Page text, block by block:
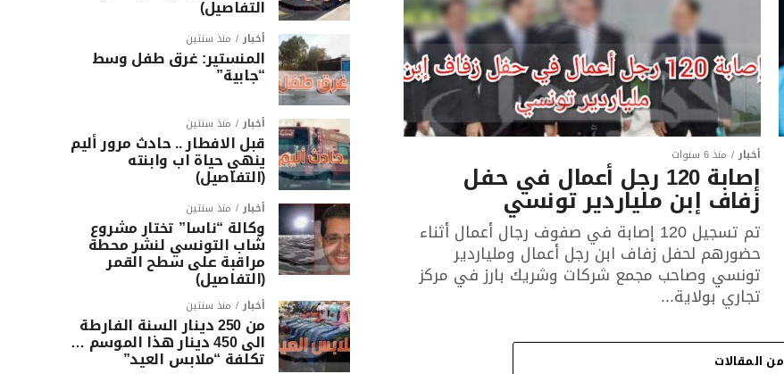
أخبار منذ 6 سنوات
إصابة 120 رجل أعمال في حفل
زفاف إبن ملياردير تونسي
تم تسجيل 120 إصابة في صفوف رجال أعمال أثناء
حضورهم لحفل زفاف ابن رجل أعمال وملياردير
تونسي وصاحب مجمع شركات وشريك بارز في مركز
تجاري بولاية...
المقالات
التفاصيل)
أخبار منذ سنتين
المنستير: غرق طفل وسط
“جابية”
أخبار منذ سنتين
قبل الافطار .. حادث مرور أليم
ينهي حياة اب وابنته
(التفاصيل)
أخبار منذ سنتين
وكالة “ناسا” تختار مشروع
شاب التونسي لنشر محطة
مراقبة على سطح القمر
(التفاصيل)
أخبار منذ سنتين
من 250 دينار السنة الفارطة
الى 450 دينار هذا الموسم …
تكلفة “ملابس العيد”